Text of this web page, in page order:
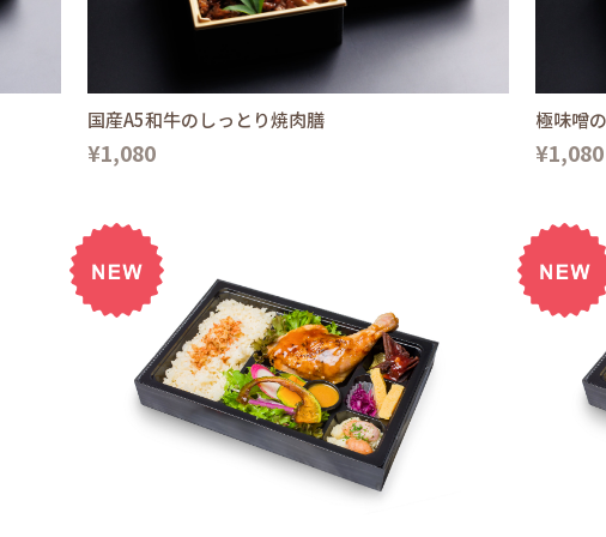
国産A5和牛のしっとり焼肉膳
¥1,080
極味噌
¥1,080